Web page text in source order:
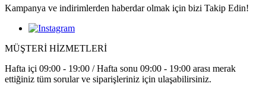
Kampanya ve indirimlerden haberdar olmak için bizi Takip Edin!
MÜŞTERİ HİZMETLERİ
Hafta içi 09:00 - 19:00 / Hafta sonu 09:00 - 19:00 arası merak
ettiğiniz tüm sorular ve siparişleriniz için ulaşabilirsiniz.